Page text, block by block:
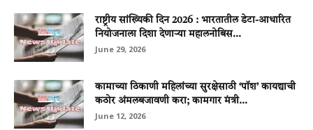
राष्ट्रीय सांख्यिकी दिन 2026 : भारतातील डेटा-आधारित
नियोजनाला दिशा देणाऱ्या महालनोबिस...
June 29, 2026
कामाच्या ठिकाणी महिलांच्या सुरक्षेसाठी ‘पॉश’ कायद्याची
कठोर अंमलबजावणी करा; कामगार मंत्री...
June 12, 2026